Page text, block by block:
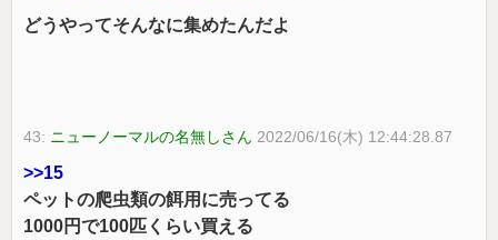
どうやってそんなに集めたんだよ
43: ニューノーマルの名無しさん 2022/06/16(木) 12:44:28.87
>>15
ペットの爬虫類の餌用に売ってる
1000円で100匹くらい買える